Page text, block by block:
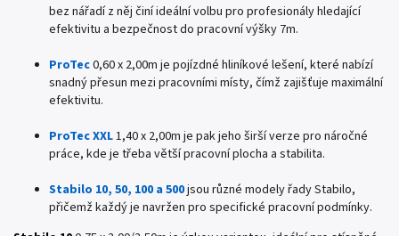
bez nářadí z něj činí ideální volbu pro profesionály hledající
efektivitu a bezpečnost do pracovní výšky 7m.
ProTec0,60 x 2,00m je pojízdné hliníkové lešení, které nabízí
snadný přesun mezi pracovními místy, čímž zajišťuje maximální
efektivitu.
ProTec XXL1,40 x 2,00m je pak jeho širší verze pro náročné
práce, kde je třeba větší pracovní plocha a stabilita.
Stabilo 10, 50, 100 a 500jsou různé modely řady Stabilo,
přičemž každý je navržen pro specifické pracovní podmínky.